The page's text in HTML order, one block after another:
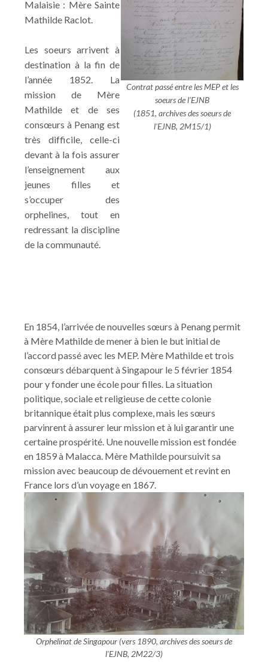
Malaisie : Mère Sainte
Mathilde Raclot.
Les soeurs arrivent à
destination à la fin de
l’année 1852. La
mission de Mère
Mathilde et de ses
consœurs à Penang est
très difficile, celle-ci
devant à la fois assurer
l’enseignement aux
jeunes filles et
s’occuper des
orphelines, tout en
redressant la discipline
de la communauté.
Contrat passé entre les MEP et les
soeurs de l'EJNB
(1851, archives des soeurs de
l'EJNB, 2M15/1)
En 1854, l’arrivée de nouvelles sœurs à Penang permit
à Mère Mathilde de mener à bien le but initial de
l’accord passé avec les MEP. Mère Mathilde et trois
consœurs débarquent à Singapour le 5 février 1854
pour y fonder une école pour filles. La situation
politique, sociale et religieuse de cette colonie
britannique était plus complexe, mais les sœurs
parvinrent à assurer leur mission et à lui garantir une
certaine prospérité. Une nouvelle mission est fondée
en 1859 à Malacca. Mère Mathilde poursuivit sa
mission avec beaucoup de dévouement et revint en
France lors d’un voyage en 1867.
Orphelinat de Singapour (vers 1890, archives des soeurs de
l'EJNB, 2M22/3)